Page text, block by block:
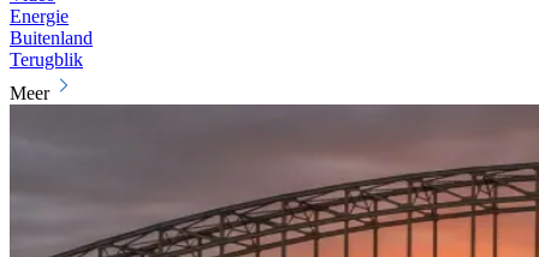
Energie
Buitenland
Terugblik
Meer